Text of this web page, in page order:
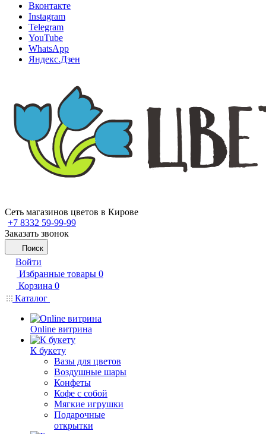
Вконтакте
Instagram
Telegram
YouTube
WhatsApp
Яндекс.Дзен
Сеть магазинов цветов в Кирове
+7 8332 59-99-99
Заказать звонок
Поиск
Войти
Избранные товары 0
Корзина 0
Каталог
Online витрина
К букету
Вазы для цветов
Воздушные шары
Конфеты
Кофе с собой
Мягкие игрушки
Подарочные
открытки